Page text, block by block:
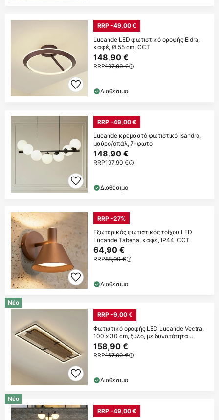
RRP -49,00 €
Lucande LED φωτιστικό οροφής Eldra,
καφέ, Ø 55 cm, CCT
148,90 €
RRP197,90 €
Διαθέσιμο
RRP -49,00 €
Lucande κρεμαστό φωτιστικό Isandro,
μαύρο/οπάλ, 7-φωτο
148,90 €
RRP197,90 €
Διαθέσιμο
RRP -27%
Εξωτερικός φωτιστικός τοίχου LED
Lucande Tabena, καφέ, IP44, CCT
64,90 €
RRP88,90 €
Διαθέσιμο
Νέο
RRP -9,00 €
Φωτιστικό οροφής LED Lucande Vectra,
100 x 30 cm, ξύλο, με δυνατότητα
ρύθμισης
158,90 €
RRP167,90 €
Διαθέσιμο
Νέο
RRP -49,00 €